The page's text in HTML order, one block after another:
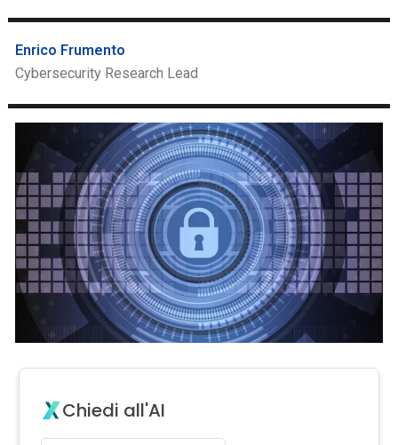
Enrico Frumento
Cybersecurity Research Lead
Chiedi all'AI